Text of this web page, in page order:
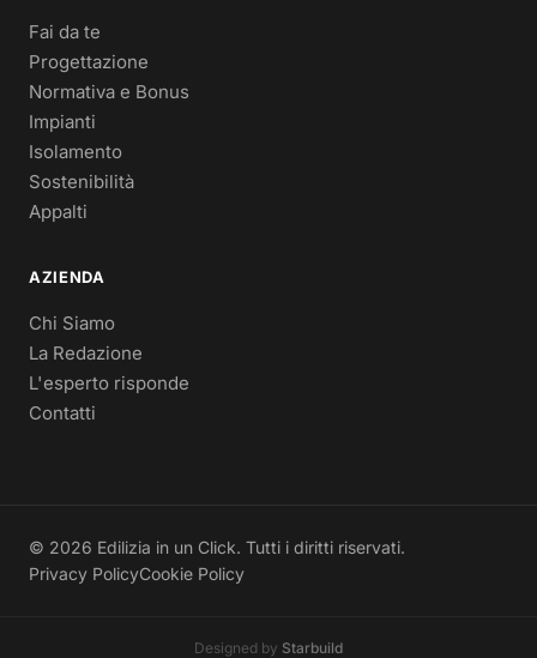
Fai da te
Progettazione
Normativa e Bonus
Impianti
Isolamento
Sostenibilità
Appalti
AZIENDA
Chi Siamo
La Redazione
L'esperto risponde
Contatti
© 2026 Edilizia in un Click. Tutti i diritti riservati.
Privacy PolicyCookie Policy
Designed by Starbuild